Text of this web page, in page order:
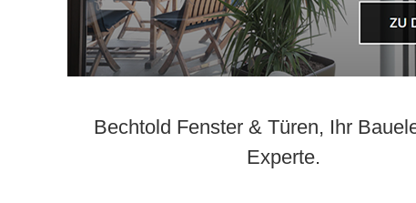
Bechtold Fenster & Türen, Ihr
Experte.